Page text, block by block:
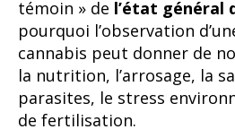
témoin » de l’état général
pourquoi l’observation
cannabis peut donner de
la nutrition, l’arrosage, la
parasites, le stress
de fertilisation.